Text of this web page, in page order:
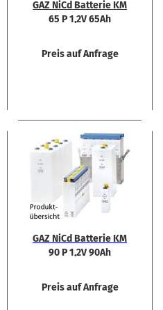
GAZ NiCd Bat­te­rie KM
65 P 1,2V 65Ah
Preis auf Anfrage
GAZ NiCd Bat­te­rie KM
90 P 1,2V 90Ah
Preis auf Anfrage